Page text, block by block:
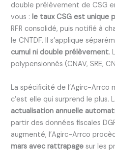
double prélèvement de CSG
vous :le taux CSG est unique
RFR consolidé, puis notifié à
le CNTDF. Il s’applique
cumul ni double prélèvement.
polypensionnés (CNAV, SRE,
La spécificité de l’Agirc-Arrco
c’est elle qui surprend le plus.
actualisation annuelle
partir des données fiscales
augmenté, l’Agirc-Arrco
mars avec rattrapage sur les